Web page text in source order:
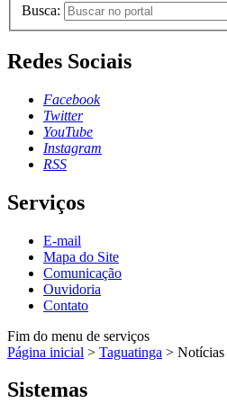
Busca:
Redes Sociais
Facebook
Twitter
YouTube
Instagram
RSS
Serviços
E-mail
Mapa do Site
Comunicação
Ouvidoria
Contato
Fim do menu de serviços
Página inicial > Taguatinga > Notícias
Sistemas